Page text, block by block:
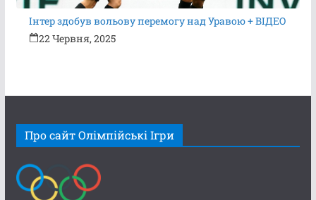
Інтер здобув вольову перемогу над Уравою + ВІДЕО
22 Червня, 2025
Про сайт Олімпійські Ігри